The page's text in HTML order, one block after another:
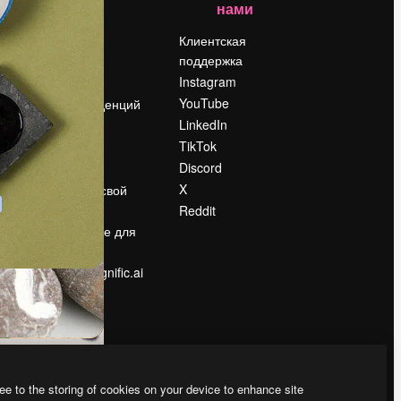
Поиск тенденций
Блог
События
Продайте свой
Помещение для
Ищете magnific.ai
нами
Клиентская
поддержка
Instagram
YouTube
LinkedIn
TikTok
Discord
X
Reddit
to the storing of cookies on your device to enhance site